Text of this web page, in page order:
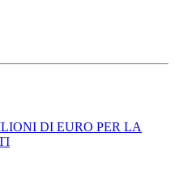
DI EURO PER LA